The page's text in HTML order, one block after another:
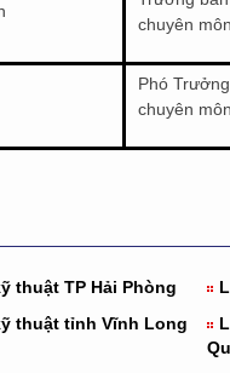
chuyên môn
Phó
chuyên môn
thuật TP Hải Phòng
thuật tỉnh Vĩnh Long